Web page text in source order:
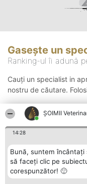
ȘOIMII
14:28
Bună, suntem încântați
să faceți clic pe
corespunzător! 🙂
Gasește un
Ranking-ul îi adună
Cauți un specialist in
nostru de căutare.